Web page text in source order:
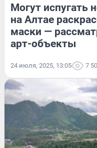
Могут испугать
на Алтае
маски —
арт-объекты
24 июля, 2025, 13:05 7